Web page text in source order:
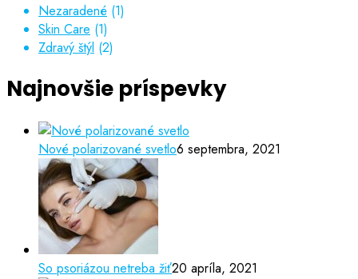
Nezaradené (1)
Skin Care (1)
Zdravý štýl (2)
Najnovšie príspevky
Nové polarizované svetlo6 septembra, 2021
So psoriázou netreba žiť20 apríla, 2021